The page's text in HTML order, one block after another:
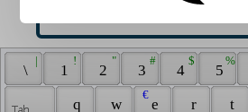
\
|
1
!
2
"
3
#
4
$
5
%
q w e
€
r t